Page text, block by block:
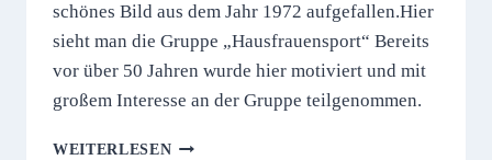
schönes Bild aus dem Jahr 1972 aufgefallen.Hier
sieht man die Gruppe „Hausfrauensport“ Bereits
vor über 50 Jahren wurde hier motiviert und mit
großem Interesse an der Gruppe teilgenommen.
WEITERLESENEIN